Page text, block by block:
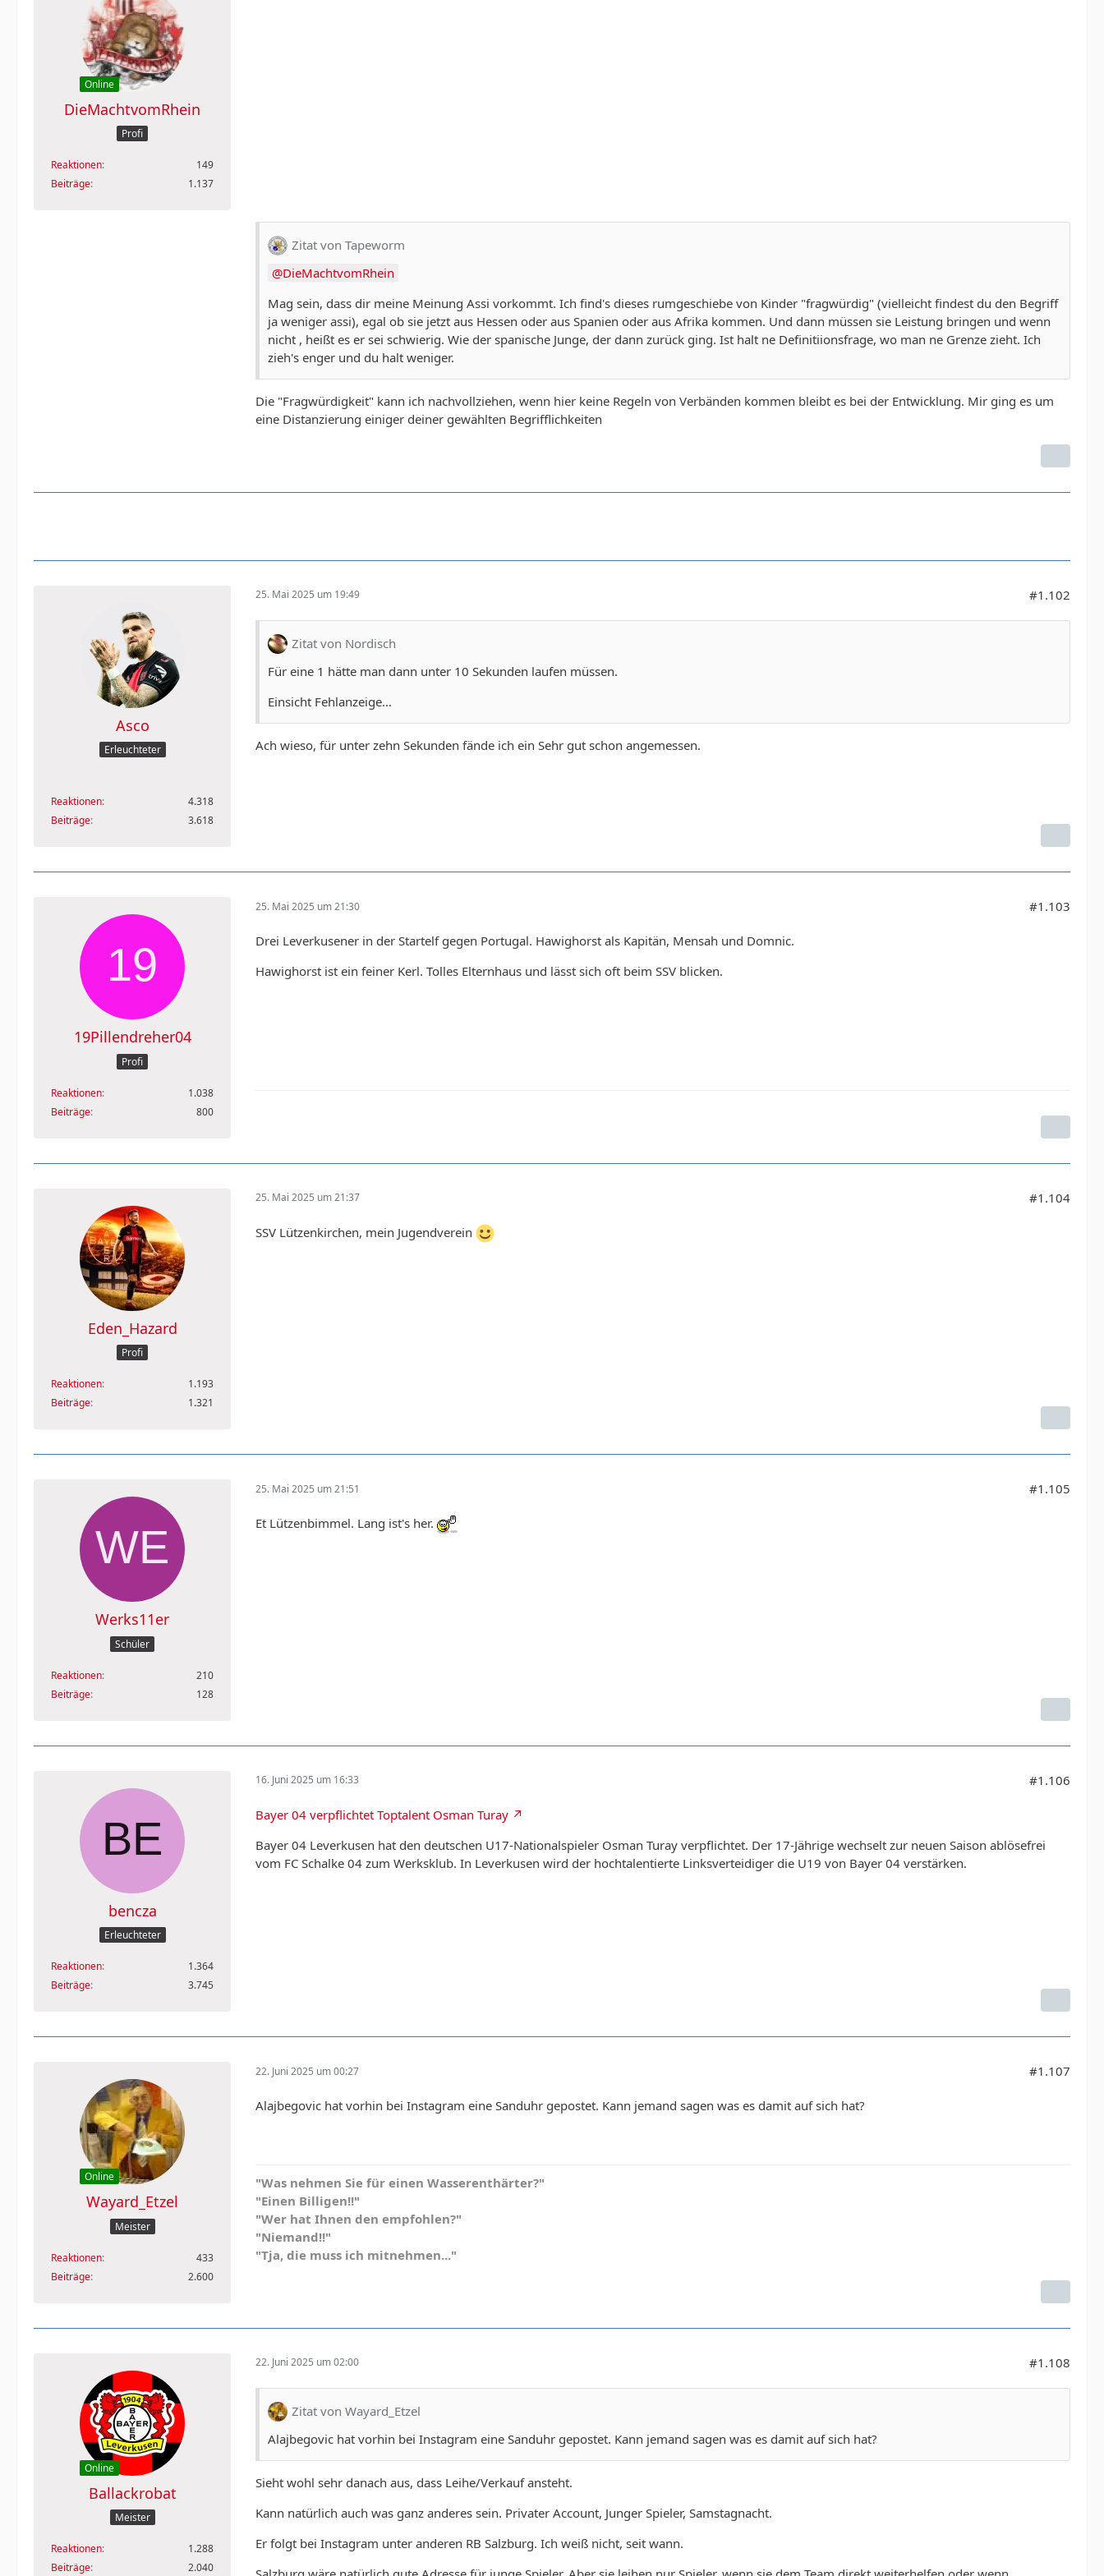
Online
DieMachtvomRhein
Profi
Reaktionen
149
Beiträge
1.137
Zitat von Tapeworm
DieMachtvomRhein
Mag sein, dass dir meine Meinung Assi vorkommt. Ich find's dieses rumgeschiebe von Kinder "fragwürdig" (vielleicht findest du den Begriff
ja weniger assi), egal ob sie jetzt aus Hessen oder aus Spanien oder aus Afrika kommen. Und dann müssen sie Leistung bringen und wenn
nicht , heißt es er sei schwierig. Wie der spanische Junge, der dann zurück ging. Ist halt ne Definitiionsfrage, wo man ne Grenze zieht. Ich
zieh's enger und du halt weniger.
Die "Fragwürdigkeit" kann ich nachvollziehen, wenn hier keine Regeln von Verbänden kommen bleibt es bei der Entwicklung. Mir ging es um
eine Distanzierung einiger deiner gewählten Begrifflichkeiten
Asco
Erleuchteter
Reaktionen
4.318
Beiträge
3.618
25. Mai 2025 um 19:49 #1.102
Zitat von Nordisch
Für eine 1 hätte man dann unter 10 Sekunden laufen müssen.
Einsicht Fehlanzeige...
Ach wieso, für unter zehn Sekunden fände ich ein Sehr gut schon angemessen.
19Pillendreher04
Profi
Reaktionen
1.038
Beiträge
800
25. Mai 2025 um 21:30 #1.103
Drei Leverkusener in der Startelf gegen Portugal. Hawighorst als Kapitän, Mensah und Domnic.
Hawighorst ist ein feiner Kerl. Tolles Elternhaus und lässt sich oft beim SSV blicken.
Eden_Hazard
Profi
Reaktionen
1.193
Beiträge
1.321
25. Mai 2025 um 21:37 #1.104
SSV Lützenkirchen, mein Jugendverein
Werks11er
Schüler
Reaktionen
210
Beiträge
128
25. Mai 2025 um 21:51 #1.105
Et Lützenbimmel. Lang ist's her.
bencza
Erleuchteter
Reaktionen
1.364
Beiträge
3.745
16. Juni 2025 um 16:33 #1.106
Bayer 04 verpflichtet Toptalent Osman Turay
Bayer 04 Leverkusen hat den deutschen U17-Nationalspieler Osman Turay verpflichtet. Der 17-Jährige wechselt zur neuen Saison ablösefrei
vom FC Schalke 04 zum Werksklub. In Leverkusen wird der hochtalentierte Linksverteidiger die U19 von Bayer 04 verstärken.
Online
Wayard_Etzel
Meister
Reaktionen
433
Beiträge
2.600
22. Juni 2025 um 00:27 #1.107
Alajbegovic hat vorhin bei Instagram eine Sanduhr gepostet. Kann jemand sagen was es damit auf sich hat?
"Was nehmen Sie für einen Wasserenthärter?"
"Einen Billigen!!"
"Wer hat Ihnen den empfohlen?"
"Niemand!!"
"Tja, die muss ich mitnehmen..."
Online
Ballackrobat
Meister
Reaktionen
1.288
Beiträge
2.040
22. Juni 2025 um 02:00 #1.108
Zitat von Wayard_Etzel
Alajbegovic hat vorhin bei Instagram eine Sanduhr gepostet. Kann jemand sagen was es damit auf sich hat?
Sieht wohl sehr danach aus, dass Leihe/Verkauf ansteht.
Kann natürlich auch was ganz anderes sein. Privater Account, Junger Spieler, Samstagnacht.
Er folgt bei Instagram unter anderen RB Salzburg. Ich weiß nicht, seit wann.